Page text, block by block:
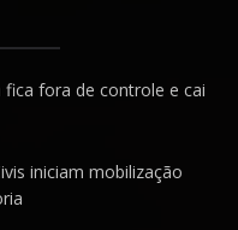
fica fora de controle e cai
iniciam mobilização